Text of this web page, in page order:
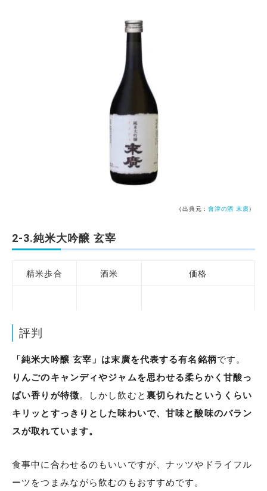
（出典元： 會津の酒 末廣）
2-3.純米大吟醸 玄宰
精米歩合 酒米 価格
評判
「純米大吟醸 玄宰」は末廣を代表する有名銘柄です。
りんごのキャンディやジャムを思わせる柔らかく甘酸っ
ぱい香りが特徴。しかし飲むと裏切られたというくらい
キリッとすっきりとした味わいで、甘味と酸味のバラン
スが取れています。
食事中に合わせるのもいいですが、ナッツやドライフル
ーツをつまみながら飲むのもおすすめです。